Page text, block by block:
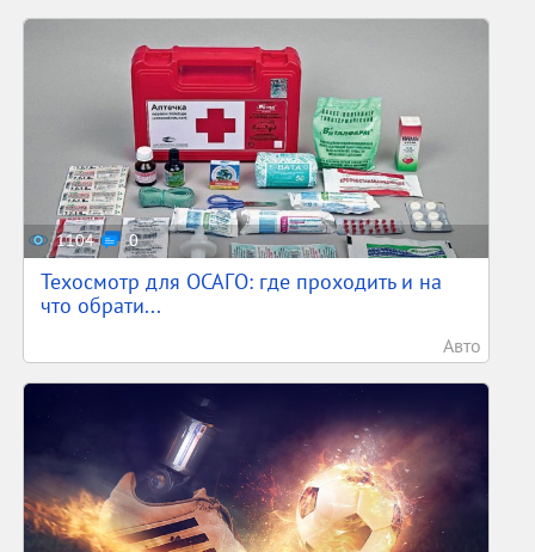
1104 0
Техосмотр для ОСАГО: где проходить и на
что обрати...
Авто